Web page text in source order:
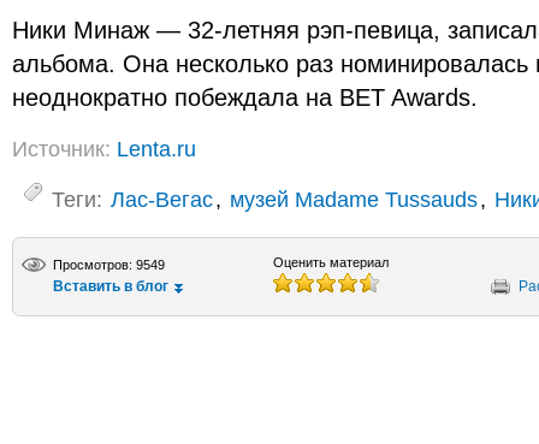
Ники Минаж — 32-летняя рэп-певица,
альбома. Она несколько раз
неоднократно побеждала на BET Awards.
Источник: Lenta.ru
Теги: Лас-Вегас, музей Madame Tussauds,
Просмотров: 9549
Вставить в блог
Оценить материал